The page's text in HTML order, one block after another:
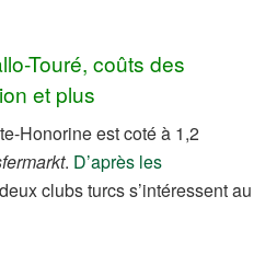
Touré, coûts des
et plus
Honorine est coté à 1,2
. D’après les
clubs turcs s’intéressent au